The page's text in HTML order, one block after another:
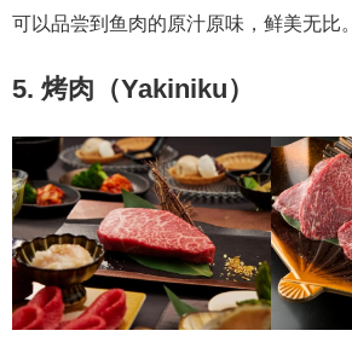
可以品尝到鱼肉的原汁原味，鲜美无比。
5. 烤肉（Yakiniku）